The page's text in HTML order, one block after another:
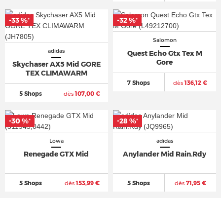
adidas
Skychaser AX5 Mid GORE
TEX CLIMAWARM
5 Shops dès107,00 €
-33 %*
Salomon
Quest Echo Gtx Tex M
Gore
7 Shops dès136,12 €
-32 %*
Lowa
Renegade GTX Mid
5 Shops dès153,99 €
-30 %*
adidas
Anylander Mid Rain.Rdy
5 Shops dès71,95 €
-28 %*